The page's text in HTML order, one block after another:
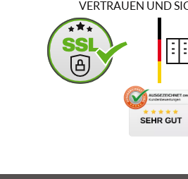
VERTRAUEN UND